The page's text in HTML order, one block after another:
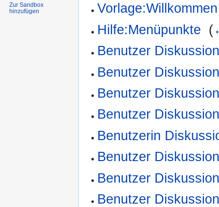
Vorlage:Willkommen
Hilfe:Menüpunkte (
Benutzer
Benutzer
Benutzer
Benutzer
Benutzerin
Benutzer
Benutzer
Benutzer
Zur Sandbox
hinzufügen